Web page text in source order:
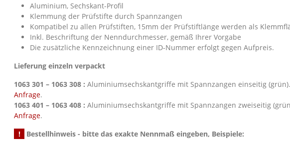
Aluminium, Sechskant-Profil
Klemmung der Prüfstifte durch Spannzangen
Kompatibel zu allen Prüfstiften, 15mm der Prüfstiftlänge werden als
Inkl. Beschriftung der Nenndurchmesser, gemäß Ihrer Vorgabe
Die zusätzliche Kennzeichnung einer ID-Nummer erfolgt gegen Aufpreis.
Lieferung einzeln verpackt
1063 301 – 1063 308 : Aluminiumsechskantgriffe mit Spannzangen einseitig
Anfrage.
1063 401 – 1063 408 : Aluminiumsechskantgriffe mit Spannzangen zweiseitig
Anfrage.
!
Bestellhinweis - bitte das exakte Nennmaß eingeben, Beispiele: